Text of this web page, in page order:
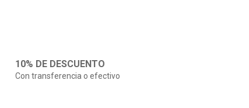
10% DE DESCUENTO
Con transferencia o efectivo